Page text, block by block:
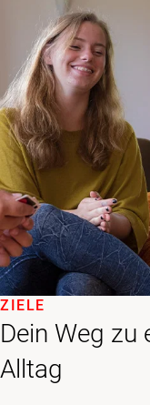
Dein Weg
Alltag
ZIELE